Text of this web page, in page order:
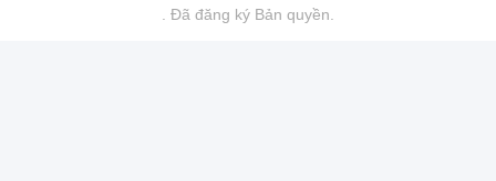
. Đã đăng ký Bản quyền.